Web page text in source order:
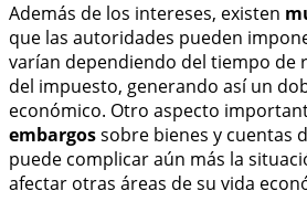
Además de los intereses, existen
que las autoridades pueden
varían dependiendo del tiempo de
del impuesto, generando así un
económico. Otro aspecto
embargossobre bienes y cuentas
puede complicar aún más la
afectar otras áreas de su vida